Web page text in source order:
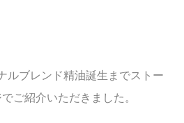
ルブレンド精油誕生までストー
ご紹介いただきました。